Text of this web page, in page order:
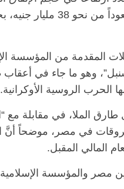
مليار جنيه للعام
التسهيلات المقدمة من
“سنبل”، وهو ما جاء في
الحرب الروسية الأوكرانية.
طارق الملا، في مقابلة
في مصر، موضحاً أنَّ